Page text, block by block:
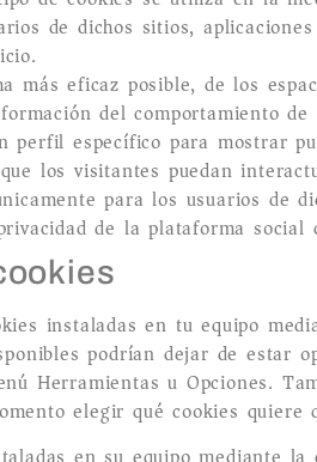
de dichos sitios,
más eficaz posible, de los
del comportamiento
específico para mostrar
los visitantes puedan
para los usuarios de
de la plataforma social
instaladas en tu equipo
podrían dejar de estar
Herramientas u Opciones.
elegir qué cookies